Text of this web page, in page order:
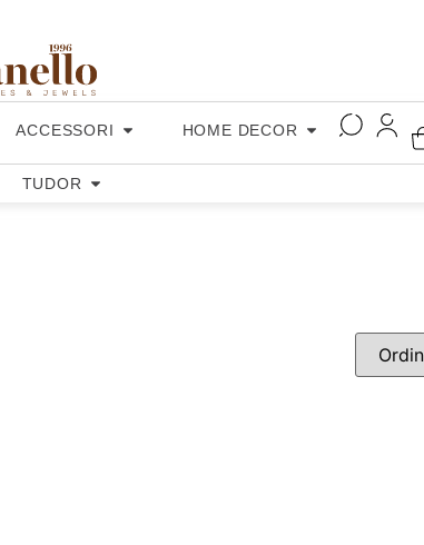
ACCESSORI HOME DECOR
TUDOR